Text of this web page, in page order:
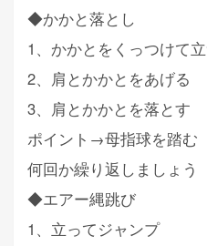
◆かかと落とし
1、かかとをくっつけて
2、肩とかかとをあげる
3、肩とかかとを落とす
ポイント→母指球を踏む
何回か繰り返しましょう
◆エアー縄跳び
1、立ってジャンプ